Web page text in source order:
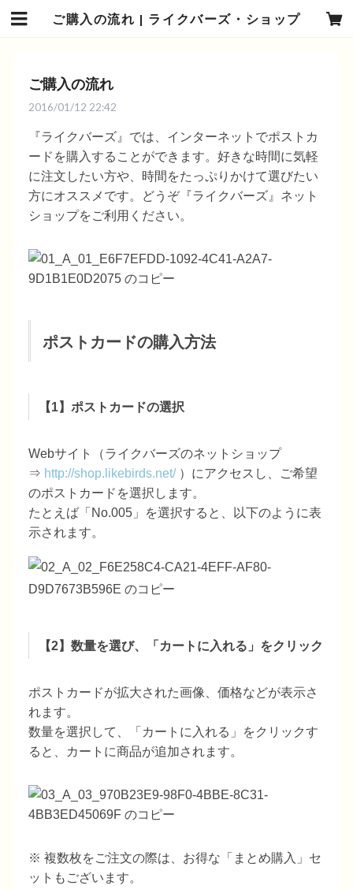
ご購入の流れ | ライクバーズ・ショップ
ご購入の流れ
2016/01/12 22:42
『ライクバーズ』では、インターネットでポストカ
ードを購入することができます。好きな時間に気軽
に注文したい方や、時間をたっぷりかけて選びたい
方にオススメです。どうぞ『ライクバーズ』ネット
ショップをご利用ください。
ポストカードの購入方法
【1】ポストカードの選択
Webサイト（ライクバーズのネットショップ
⇒ http://shop.likebirds.net/）にアクセスし、ご希望
のポストカードを選択します。
たとえば「No.005」を選択すると、以下のように表
示されます。
【2】数量を選び、「カートに入れる」をクリック
ポストカードが拡大された画像、価格などが表示さ
れます。
数量を選択して、「カートに入れる」をクリックす
ると、カートに商品が追加されます。
※ 複数枚をご注文の際は、お得な「まとめ購入」セ
ットもございます。